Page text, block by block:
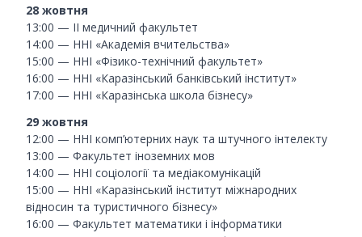
28 жовтня
13:00 — ІІ медичний факультет
14:00 — ННІ «Академія вчительства»
15:00 — ННІ «Фізико-технічний факультет»
16:00 — ННІ «Каразінський банківський інститут»
17:00 — ННІ «Каразінська школа бізнесу»
29 жовтня
12:00 — ННІ комп’ютерних наук та штучного інтелекту
13:00 — Факультет іноземних мов
14:00 — ННІ соціології та медіакомунікацій
15:00 — ННІ «Каразінський інститут міжнародних
відносин та туристичного бізнесу»
16:00 — Факультет математики і інформатики